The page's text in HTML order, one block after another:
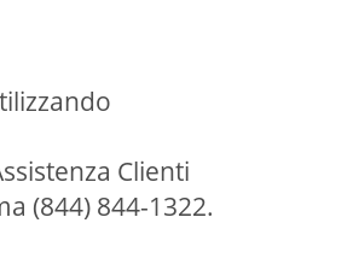
Clienti
(844) 844-1322.